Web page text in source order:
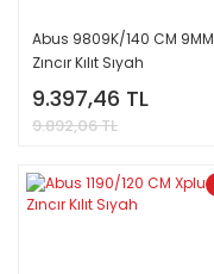
Abus 9809K/140 CM 9MM
Zıncır Kılıt Sıyah
9.397,46 TL
9.892,06 TL